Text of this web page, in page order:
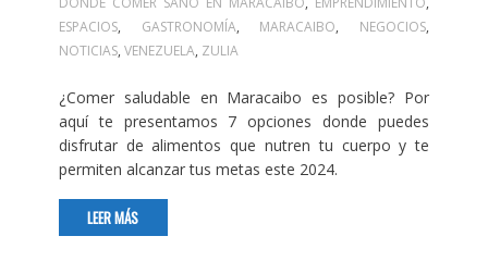
ESPACIOS, GASTRONOMÍA, MARACAIBO, NEGOCIOS,
NOTICIAS, VENEZUELA, ZULIA
¿Comer saludable en Maracaibo es posible? Por
aquí te presentamos 7 opciones donde puedes
disfrutar de alimentos que nutren tu cuerpo y te
permiten alcanzar tus metas este 2024.
LEER MÁS